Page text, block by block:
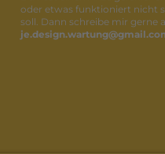
oder etwas funktioniert nicht
soll. Dann schreibe mir gerne